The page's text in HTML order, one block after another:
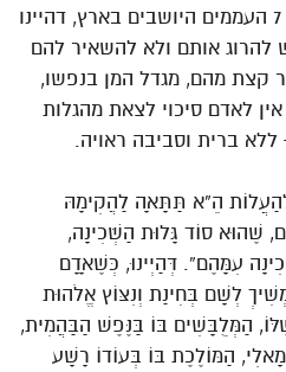
הגויים שבנפש, שבאים מתוך 7 העממים היושבים בארץ, דהיינו
אותם ולא להשאיר להם
קצת מהם, מגדל המן בנפשו,
לאדם סיכוי לצאת מהגלות
ברית וסביבה ראויה.
הֵ”א תַּתָּאָה לַהֲקִימָהּ
שֶׁהוּא סוֹד גָּלוּת הַשְּׁכִינָה,
עִמָּהֶם”. דְּהַיְינוּ, כְּשֶׁאָדָם
לְשָׁם בְּחִינַת וְנִצּוֹץ אֱלֹהוּת
הַמְּלֻבָּשִׁים בּוֹ בַּנֶּפֶשׁ הַבַּהֲמִית,
הַמּוֹלֶכֶת בּוֹ בְּעוֹדוֹ רָשָׁע